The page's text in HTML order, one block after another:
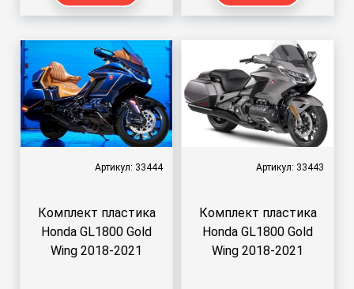
Артикул: 33444
Комплект пластика
Honda GL1800 Gold
Wing 2018-2021
Артикул: 33443
Комплект пластика
Honda GL1800 Gold
Wing 2018-2021